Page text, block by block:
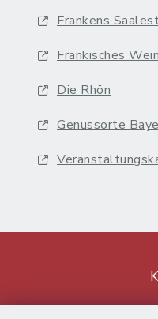
Frankens
Fränkisches
Die Rhön
Genussorte